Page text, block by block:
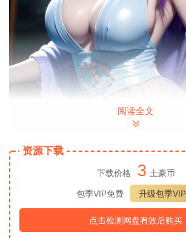
阅读全文
资源下载
下载价格 3 土豪币
包季VIP免费
升级包季VIP
点击检测网盘有效后购买